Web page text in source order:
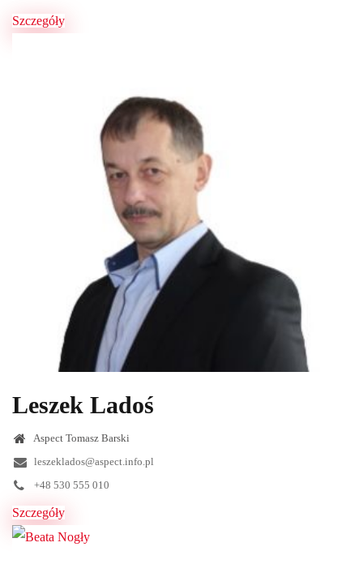
Szczegóły
Leszek Ladoś
Aspect Tomasz Barski
leszeklados@aspect.info.pl
+48 530 555 010
Szczegóły